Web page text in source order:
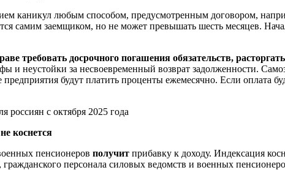
каникул любым способом, предусмотренным договором,
самим заемщиком, но не может превышать шесть месяцев.
требовать досрочного погашения обязательств,
и неустойки за несвоевременный возврат задолженности.
будут платить проценты ежемесячно. Если оплата
коснется
пенсионеров получит прибавку к доходу. Индексация
персонала силовых ведомств и военных